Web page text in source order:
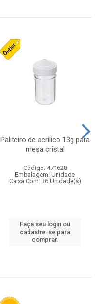
Paliteiro de acrilico 13g para
mesa cristal
Código: 471628
Embalagem: Unidade
Caixa Com: 36 Unidade(s)
Faça seu login ou
cadastre-se para
comprar.